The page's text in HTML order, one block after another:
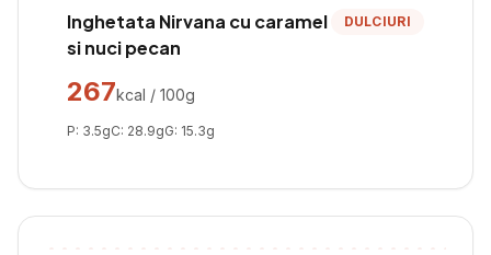
Inghetata Nirvana cu caramel
si nuci pecan
DULCIURI
267kcal / 100g
P: 3.5gC: 28.9gG: 15.3g